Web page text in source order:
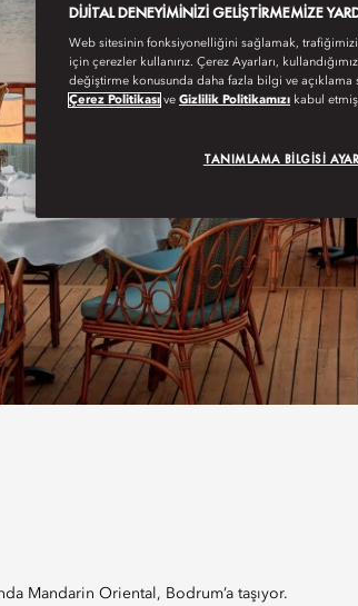
Mandarin Oriental, Bodrum’a taşıyor.
DIJITAL DENEYIMINIZI GELIŞTIRMEMIZE
Web sitesinin fonksiyonelliğini sağlamak,
için çerezler kullanırız. Çerez Ayarları,
değiştirme konusunda daha fazla bilgi ve açıklama
Çerez Politikası ve Gizlilik Politikamızı kabul etmiş
TANIMLAMA BILGISI